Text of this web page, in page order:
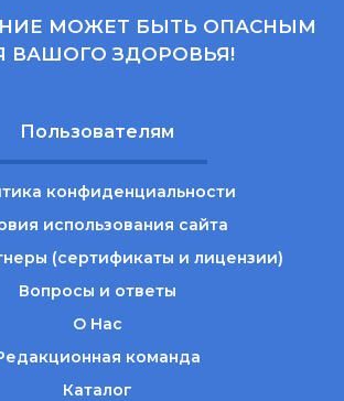
МОЖЕТ БЫТЬ ОПАСНЫМ
ВАШОГО ЗДОРОВЬЯ!
Пользователям
конфиденциальности
использования сайта
(сертификаты и лицензии)
Вопросы и ответы
О Нас
команда
Каталог